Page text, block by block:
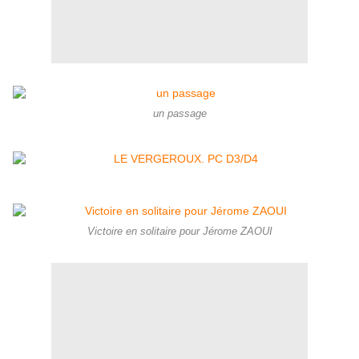
un passage
Victoire en solitaire pour Jérome ZAOUI